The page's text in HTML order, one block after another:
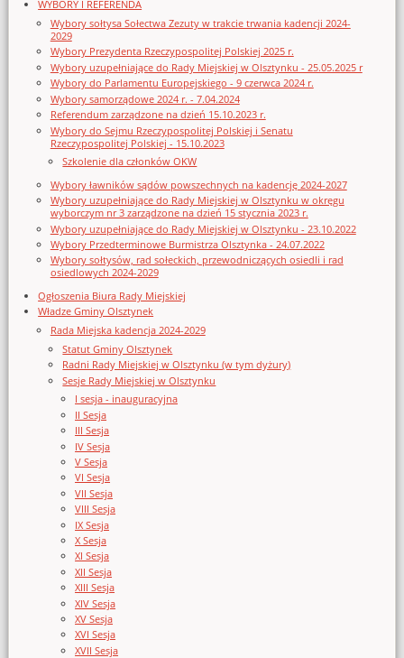
WYBORY I REFERENDA
Wybory sołtysa Sołectwa Zezuty w trakcie trwania kadencji 2024-
2029
Wybory Prezydenta Rzeczypospolitej Polskiej 2025 r.
Wybory uzupełniające do Rady Miejskiej w Olsztynku - 25.05.2025 r
Wybory do Parlamentu Europejskiego - 9 czerwca 2024 r.
Wybory samorządowe 2024 r. - 7.04.2024
Referendum zarządzone na dzień 15.10.2023 r.
Wybory do Sejmu Rzeczypospolitej Polskiej i Senatu
Rzeczypospolitej Polskiej - 15.10.2023
Szkolenie dla członków OKW
Wybory ławników sądów powszechnych na kadencję 2024-2027
Wybory uzupełniające do Rady Miejskiej w Olsztynku w okręgu
wyborczym nr 3 zarządzone na dzień 15 stycznia 2023 r.
Wybory uzupełniające do Rady Miejskiej w Olsztynku - 23.10.2022
Wybory Przedterminowe Burmistrza Olsztynka - 24.07.2022
Wybory sołtysów, rad sołeckich, przewodniczących osiedli i rad
osiedlowych 2024-2029
Ogłoszenia Biura Rady Miejskiej
Władze Gminy Olsztynek
Rada Miejska kadencja 2024-2029
Statut Gminy Olsztynek
Radni Rady Miejskiej w Olsztynku (w tym dyżury)
Sesje Rady Miejskiej w Olsztynku
I sesja - inauguracyjna
II Sesja
III Sesja
IV Sesja
V Sesja
VI Sesja
VII Sesja
VIII Sesja
IX Sesja
X Sesja
XI Sesja
XII Sesja
XIII Sesja
XIV Sesja
XV Sesja
XVI Sesja
XVII Sesja